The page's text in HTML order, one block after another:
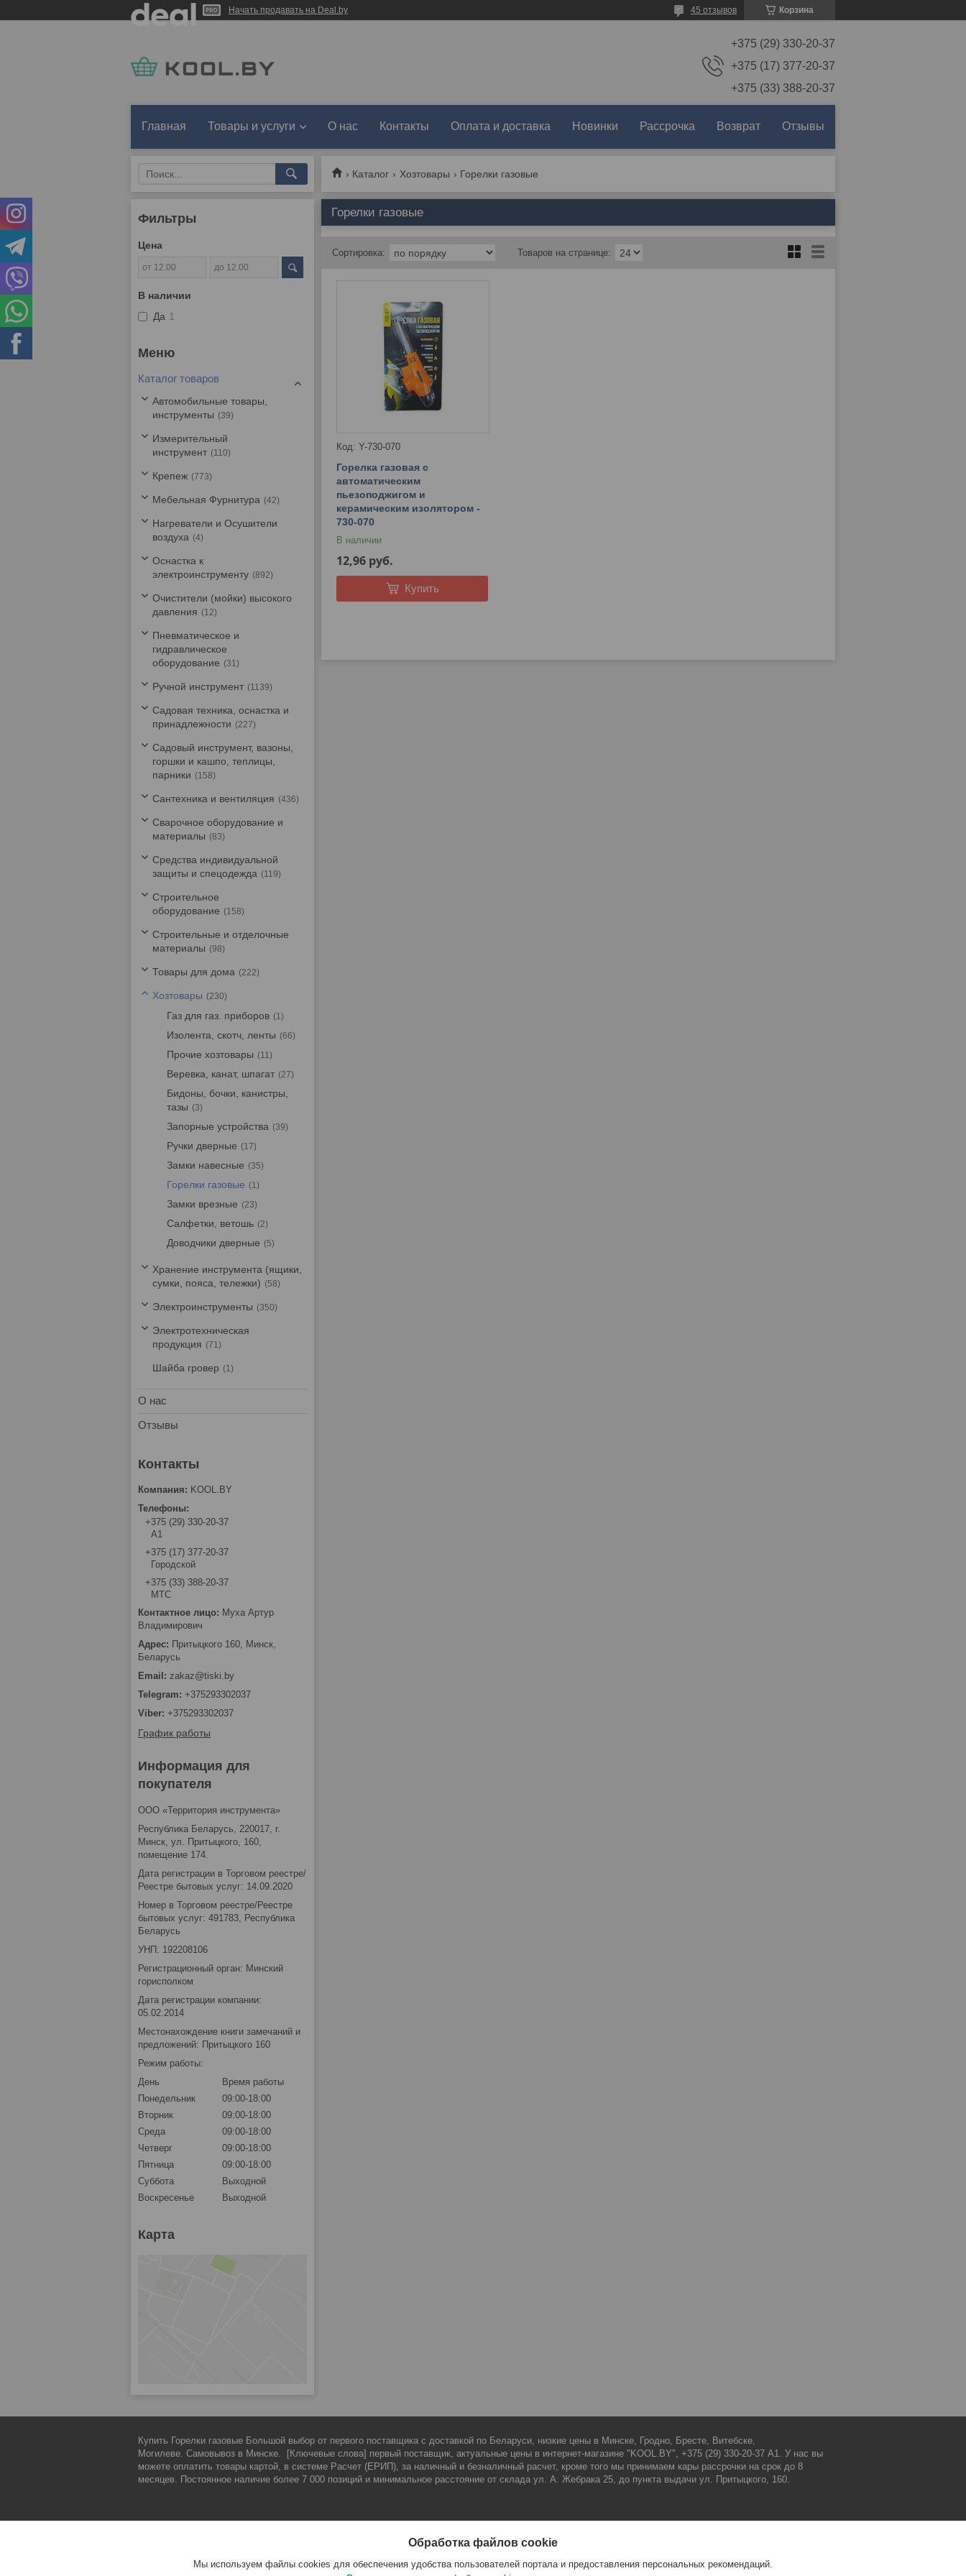
Начать продавать на Deal.by Корзина
45 отзывов
+375 (29) 330-20-37
+375 (17) 377-20-37
+375 (33) 388-20-37
Главная Товары и услуги О нас Контакты Оплата и доставка Новинки Рассрочка Возврат Отзывы
Каталог Хозтовары Горелки газовые
Горелки газовые
Y-730-070
Горелка газовая с
автоматическим
пьезоподжигом и
керамическим изолятором -
730-070
В наличии
12,96 руб.
Купить
Фильтры
Цена
В наличии
Да 1
Каталог товаров
Автомобильные товары,
инструменты
39
Измерительный
инструмент
110
Крепеж 773
Мебельная Фурнитура 42
Нагреватели и Осушители
воздуха
4
Оснастка к
электроинструменту
892
Очистители (мойки) высокого
давления
12
Пневматическое и
гидравлическое
оборудование
31
Ручной инструмент 1139
Садовая техника, оснастка и
принадлежности
227
Садовый инструмент, вазоны,
горшки и кашпо, теплицы,
парники
158
Сантехника и вентиляция 436
Сварочное оборудование и
материалы
83
Средства индивидуальной
защиты и спецодежда
119
Строительное
оборудование
158
Строительные и отделочные
материалы
98
Товары для дома 222
Хозтовары 230
Газ для газ. приборов 1
Изолента, скотч, ленты 66
Прочие хозтовары 11
Веревка, канат, шпагат 27
Бидоны, бочки, канистры,
тазы
3
Запорные устройства 39
Ручки дверные 17
Замки навесные 35
Горелки газовые 1
Замки врезные 23
Салфетки, ветошь 2
Доводчики дверные 5
Хранение инструмента (ящики,
сумки, пояса, тележки)
58
Электроинструменты 350
Электротехническая
продукция
71
Шайба гровер 1
О нас
Отзывы
KOOL.BY
+375 (29) 330-20-37
А1
+375 (17) 377-20-37
Городской
+375 (33) 388-20-37
МТС
Муха Артур
Владимирович
Притыцкого 160, Минск,
Беларусь
zakaz@tiski.by
+375293302037
+375293302037
График работы
Информация для
покупателя
ООО «Территория инструмента»
Республика Беларусь, 220017, г.
Минск, ул. Притыцкого, 160,
помещение 174.
Дата регистрации в Торговом реестре/
Реестре бытовых услуг: 14.09.2020
Номер в Торговом реестре/Реестре
бытовых услуг: 491783, Республика
Беларусь
УНП: 192208106
Регистрационный орган: Минский
горисполком
Дата регистрации компании:
05.02.2014
Местонахождение книги замечаний и
предложений: Притыцкого 160
Режим работы:
День
Время работы
Понедельник
09:00-18:00
Вторник
09:00-18:00
Среда
09:00-18:00
Четверг
09:00-18:00
Пятница
09:00-18:00
Суббота
Выходной
Воскресенье
Выходной
Карта
Купить Горелки газовые Большой выбор от первого поставщика с доставкой по Беларуси, низкие цены в Минске, Гродно, Бресте, Витебске,
Могилеве. Самовывоз в Минске. [Ключевые слова] первый поставщик, актуальные цены в интернет-магазине "KOOL.BY", +375 (29) 330-20-37 А1. У нас вы
можете оплатить товары картой, в системе Расчет (ЕРИП), за наличный и безналичный расчет, кроме того мы принимаем кары рассрочки на срок до 8
месяцев. Постоянное наличие более 7 000 позиций и минимальное расстояние от склада ул. А. Жебрака 25, до пункта выдачи ул. Притыцкого, 160.
Новинки
Возврат и обмен
Обработка файлов cookie
Мы используем файлы cookies для обеспечения удобства пользователей портала и предоставления персональных рекомендаций.